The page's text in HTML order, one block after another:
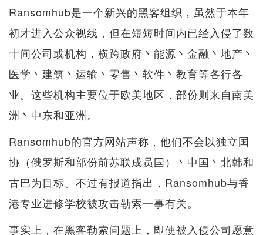
Ransomhub是一个新兴的黑客组织，虽然于本年
初才进入公众视线，但在短短时间内已经入侵了数
十间公司或机构，横跨政府丶能源丶金融丶地产丶
医学丶建筑丶运输丶零售丶软件丶教育等各行各
业。这些机构主要位于欧美地区，部份则来自南美
洲丶中东和亚洲。
Ransomhub的官方网站声称，他们不会以独立国
协（俄罗斯和部份前苏联成员国）丶中国丶北韩和
古巴为目标。不过有报道指出，Ransomhub与香
港专业进修学校被攻击勒索一事有关。
事实上，在黑客勒索问题上，即使被入侵公司愿意